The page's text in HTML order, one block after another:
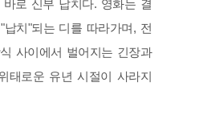
로 신부 납치다. 영화는 결
치"되는 디를 따라가며, 전
사이에서 벌어지는 긴장과
태로운 유년 시절이 사라지